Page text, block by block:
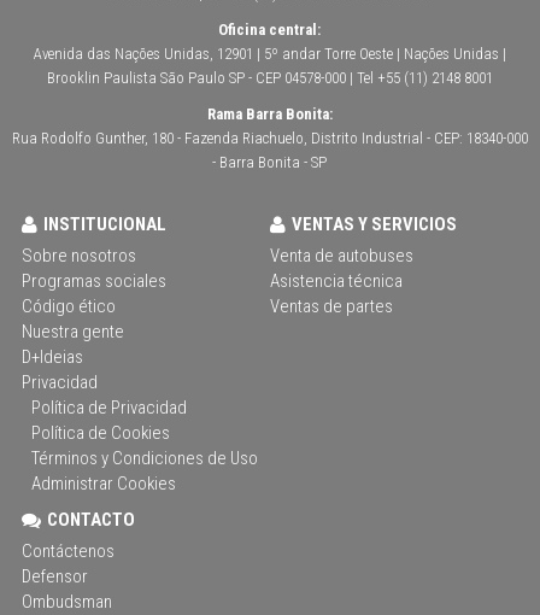
Oficina central:
Avenida das Nações Unidas, 12901 | 5º andar Torre Oeste | Nações Unidas |
Brooklin Paulista São Paulo SP - CEP 04578-000 | Tel +55 (11) 2148 8001
Rama Barra Bonita:
Rua Rodolfo Gunther, 180 - Fazenda Riachuelo, Distrito Industrial - CEP: 18340-000
- Barra Bonita - SP
INSTITUCIONAL
Sobre nosotros
Programas sociales
Código ético
Nuestra gente
D+Ideias
Privacidad
Política de Privacidad
Política de Cookies
Términos y Condiciones de Uso
Administrar Cookies
VENTAS Y SERVICIOS
Venta de autobuses
Asistencia técnica
Ventas de partes
CONTACTO
Contáctenos
Defensor
Ombudsman